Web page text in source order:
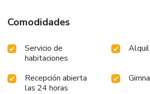
Barcelona y en 50 minutos desde el
Barcelona.
Comodidades
Servicio de
habitaciones
Recepción abierta
las 24 horas